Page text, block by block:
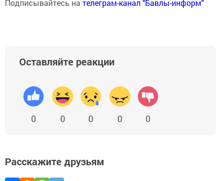
Подписывайтесь на телеграм-канал "Бавлы-информ"
Оставляйте реакции
0 0 0 0 0
Расскажите друзьям